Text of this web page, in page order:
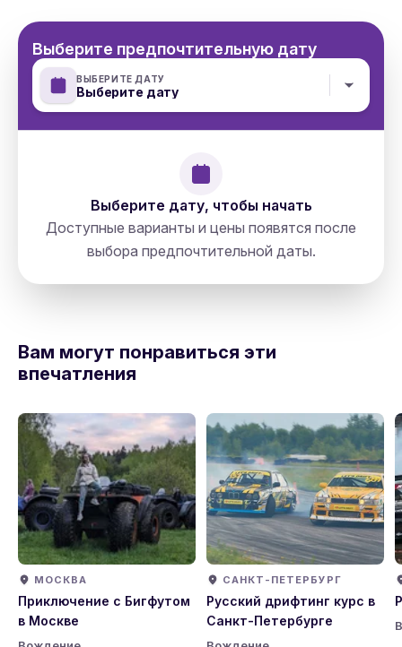
directions
Выберите предпочтительную дату
ВЫБЕРИТЕ ДАТУ
Выберите дату
Выберите дату, чтобы начать
Доступные варианты и цены появятся после
выбора предпочтительной даты.
Вам могут понравиться эти
впечатления
МОСКВА
Приключение с Бигфутом
в Москве
САНКТ-ПЕТЕРБУРГ
Русский дрифтинг курс в
Санкт-Петербурге